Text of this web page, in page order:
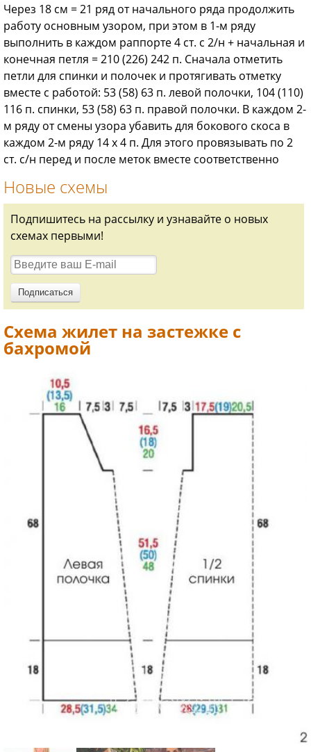
Через 18 см = 21 ряд от начального ряда продолжить
работу основным узором, при этом в 1-м ряду
выполнить в каждом раппорте 4 ст. с 2/н + начальная и
конечная петля = 210 (226) 242 п. Сначала отметить
петли для спинки и полочек и протягивать отметку
вместе с работой: 53 (58) 63 п. левой полочки, 104 (110)
116 п. спинки, 53 (58) 63 п. правой полочки. В каждом 2-
м ряду от смены узора убавить для бокового скоса в
каждом 2-м ряду 14 х 4 п. Для этого провязывать по 2
ст. с/н перед и после меток вместе соответственно
Новые схемы
Подпишитесь на рассылку и узнавайте о новых
схемах первыми!
Схема жилет на застежке с
бахромой